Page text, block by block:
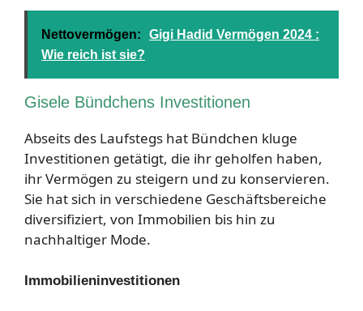
Nettovermögen:
Gigi Hadid Vermögen 2024 :
Wie reich ist sie?
Gisele Bündchens Investitionen
Abseits des Laufstegs hat Bündchen kluge
Investitionen getätigt, die ihr geholfen haben,
ihr Vermögen zu steigern und zu konservieren.
Sie hat sich in verschiedene Geschäftsbereiche
diversifiziert, von Immobilien bis hin zu
nachhaltiger Mode.
Immobilieninvestitionen